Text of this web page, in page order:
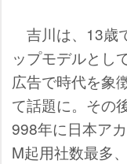
吉川は、13歳
ップモデルとし
広告で時代を象
て話題に。その
998年に日本ア
M起用社数最多